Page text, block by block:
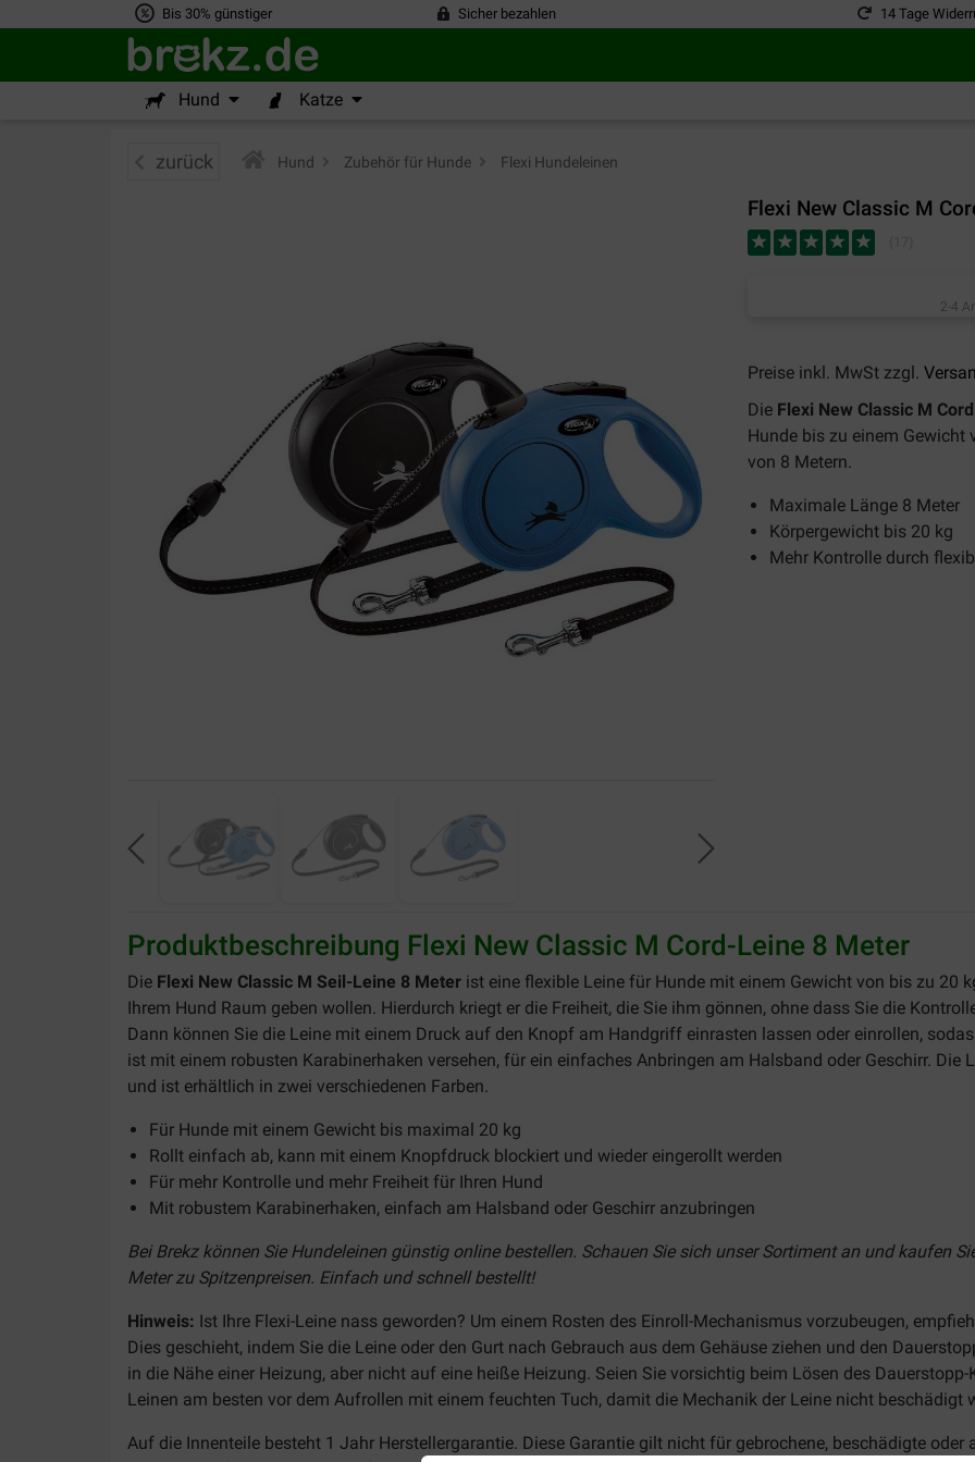
Bis 30% günstiger Sicher bezahlen 14 Tage
Hund Katze
zurück Hund Zubehör für Hunde Flexi Hundeleinen
Flexi New Classic M
2-4
Preise inkl. MwSt zzgl.
Die Flexi New Classic M
Hunde bis zu einem
von 8 Metern.
Maximale Länge 8 Meter
Körpergewicht bis 20 kg
Mehr Kontrolle durch
Produktbeschreibung Flexi New Classic M Cord-Leine 8 Meter
Die Flexi New Classic M Seil-Leine 8 Meter ist eine flexible Leine für Hunde mit einem Gewicht von bis zu 20
Ihrem Hund Raum geben wollen. Hierdurch kriegt er die Freiheit, die Sie ihm gönnen, ohne dass Sie die
Dann können Sie die Leine mit einem Druck auf den Knopf am Handgriff einrasten lassen oder einrollen,
ist mit einem robusten Karabinerhaken versehen, für ein einfaches Anbringen am Halsband oder Geschirr. Die
und ist erhältlich in zwei verschiedenen Farben.
Für Hunde mit einem Gewicht bis maximal 20 kg
Rollt einfach ab, kann mit einem Knopfdruck blockiert und wieder eingerollt werden
Für mehr Kontrolle und mehr Freiheit für Ihren Hund
Mit robustem Karabinerhaken, einfach am Halsband oder Geschirr anzubringen
Bei Brekz können Sie Hundeleinen günstig online bestellen. Schauen Sie sich unser Sortiment an und kaufen
Meter zu Spitzenpreisen. Einfach und schnell bestellt!
Hinweis: Ist Ihre Flexi-Leine nass geworden? Um einem Rosten des Einroll-Mechanismus vorzubeugen,
Dies geschieht, indem Sie die Leine oder den Gurt nach Gebrauch aus dem Gehäuse ziehen und den
in die Nähe einer Heizung, aber nicht auf eine heiße Heizung. Seien Sie vorsichtig beim Lösen des
Leinen am besten vor dem Aufrollen mit einem feuchten Tuch, damit die Mechanik der Leine nicht beschädigt
Auf die Innenteile besteht 1 Jahr Herstellergarantie. Diese Garantie gilt nicht für gebrochene, beschädigte